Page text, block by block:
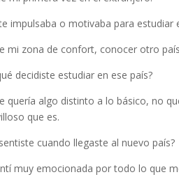
impulsaba o motivaba para estudiar
mi zona de confort, conocer otro
decidiste estudiar en ese país?
quería algo distinto a lo básico, no
que es.
cuando llegaste al nuevo país?
muy emocionada por todo lo que